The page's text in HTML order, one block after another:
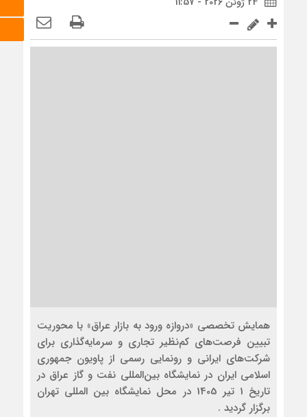
همایش تخصصی «دروازه ورود به بازار عراق» با محوریت
تبیین فرصت‌های کم‌نظیر تجاری و سرمایه‌گذاری برای
شرکت‌های ایرانی و رونمایی رسمی از پاویون جمهوری
اسلامی ایران در نمایشگاه بین‌المللی نفت و گاز عراق در
تاریخ 1 تیر 1405 در محل نمایشگاه بین المللی تهران
برگزار گردید .